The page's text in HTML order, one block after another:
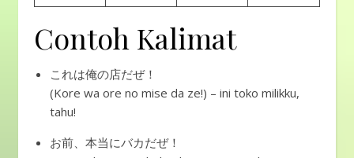
Contoh Kalimat
これは俺の店だぜ！
(Kore wa ore no mise da ze!) – ini toko milikku,
tahu!
お前、本当にバカだぜ！